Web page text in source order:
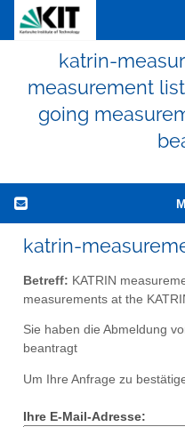
katrin-
measurement
going
katrin-
Betreff: KATRIN
measurements at the
Sie haben die Abmeldung
beantragt
Um Ihre Anfrage zu
Ihre E-Mail-Adresse: